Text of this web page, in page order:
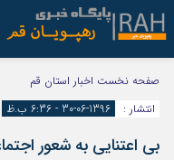
تلگرام
ایتا
صفحه نخست اخبار استان قم
انتشار :
1396-06-30 - 6:36 ب.ظ
بی اعتنایی به شعور